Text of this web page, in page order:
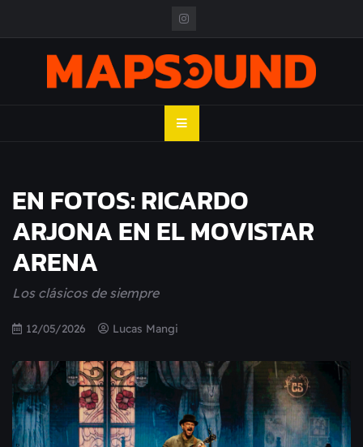
MAPSOUND
EN FOTOS: RICARDO
ARJONA EN EL MOVISTAR
ARENA
Los clásicos de siempre
12/05/2026 Lucas Mangi